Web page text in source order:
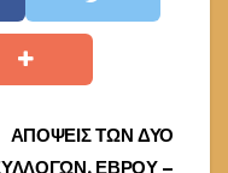
ΑΠΟΨΕΙΣ ΤΩΝ ΔΥΟ
ΕΒΡΟΥ –